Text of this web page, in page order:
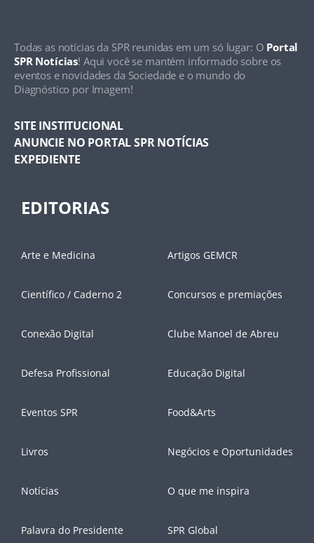
Todas as notícias da SPR reunidas em um só lugar: O Portal
SPR Notícias! Aqui você se mantém informado sobre os
eventos e novidades da Sociedade e o mundo do
Diagnóstico por Imagem!
SITE INSTITUCIONAL
ANUNCIE NO PORTAL SPR NOTÍCIAS
EXPEDIENTE
EDITORIAS
Arte e Medicina Artigos GEMCR
Científico / Caderno 2 Concursos e premiações
Conexão Digital Clube Manoel de Abreu
Defesa Profissional Educação Digital
Eventos SPR Food&Arts
Livros Negócios e Oportunidades
Notícias O que me inspira
Palavra do Presidente SPR Global